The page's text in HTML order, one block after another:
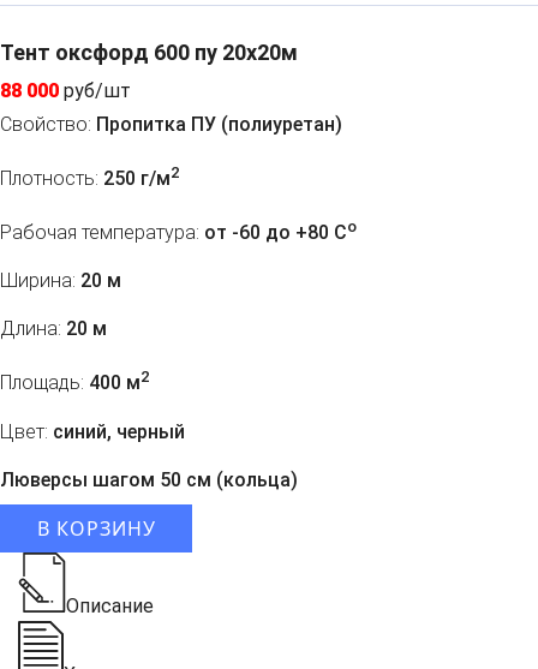
Тент оксфорд 600 пу 20х20м
88 000 руб/шт
Свойство: Пропитка ПУ (полиуретан)
Плотность: 250 г/м2
Рабочая температура: от -60 до +80 Co
Ширина: 20 м
Длина: 20 м
Площадь: 400 м2
Цвет: синий, черный
Люверсы шагом 50 см (кольца)
В КОРЗИНУ
Описание